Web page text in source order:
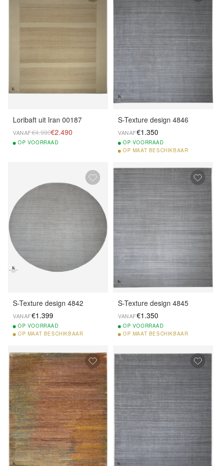
Loribaft uit Iran 00187
VANAF€4.990€2.490
OP VOORRAAD
S-Texture design 4846
VANAF€1.350
OP VOORRAAD
OP MAAT BESCHIKBAAR
S-Texture design 4842
VANAF€1.399
OP VOORRAAD
OP MAAT BESCHIKBAAR
S-Texture design 4845
VANAF€1.350
OP VOORRAAD
OP MAAT BESCHIKBAAR